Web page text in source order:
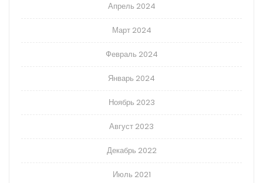
Апрель 2024
Март 2024
Февраль 2024
Январь 2024
Ноябрь 2023
Август 2023
Декабрь 2022
Июль 2021